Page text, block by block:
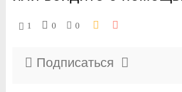
1 0 0
Подписаться